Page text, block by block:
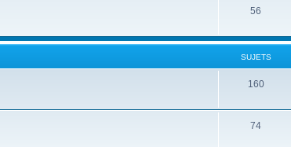
56
SUJETS
160
74